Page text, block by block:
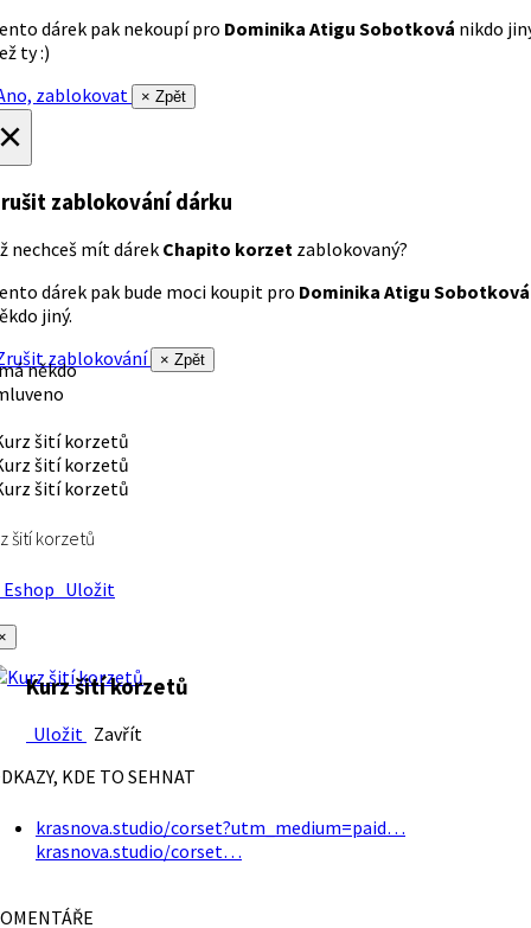
dárek pak nekoupí pro Dominika Atigu Sobotková nikdo
ty :)
zablokovat
× Zpět
zablokování dárku
nechceš mít dárek Chapito korzet zablokovaný?
dárek pak bude moci koupit pro Dominika Atigu Sobotková
jiný.
zablokování
× Zpět
někdo
šití korzetů
Uložit
Kurz šití korzetů
Uložit Zavřít
KDE TO SEHNAT
krasnova.studio/corset?utm_medium=paid…
krasnova.studio/corset…